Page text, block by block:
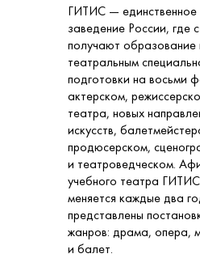
ГИТИС — единственное
заведение России, где
получают образование
театральным
подготовки на восьми
актерском,
театра, новых
искусств,
продюсерском,
и театроведческом.
учебного театра
меняется каждые два
представлены
жанров: драма, опера,
и балет.